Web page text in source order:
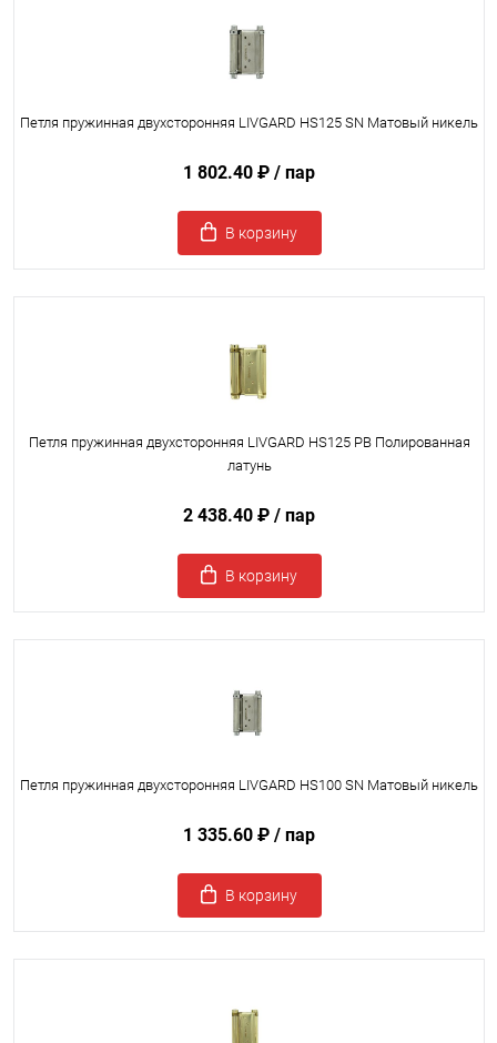
Петля пружинная двухсторонняя LIVGARD HS125 SN Матовый никель
1 802.40 ₽ / пар
В корзину
Петля пружинная двухсторонняя LIVGARD HS125 PB Полированная
латунь
2 438.40 ₽ / пар
В корзину
Петля пружинная двухсторонняя LIVGARD HS100 SN Матовый никель
1 335.60 ₽ / пар
В корзину